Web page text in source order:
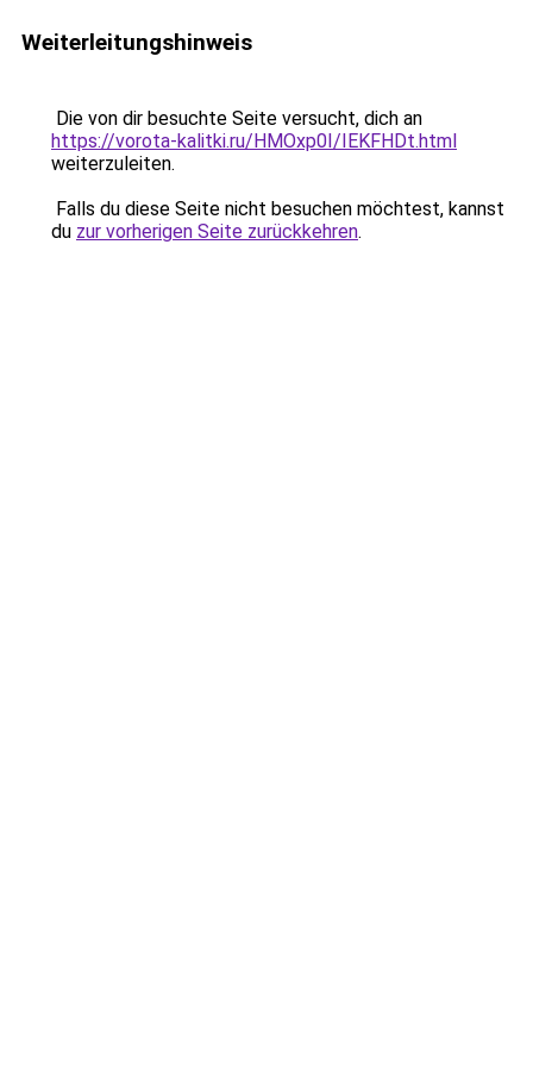
Weiterleitungshinweis
Die von dir besuchte Seite versucht, dich an
https://vorota-kalitki.ru/HMOxp0I/IEKFHDt.html
weiterzuleiten.
Falls du diese Seite nicht besuchen möchtest, kannst
du zur vorherigen Seite zurückkehren.